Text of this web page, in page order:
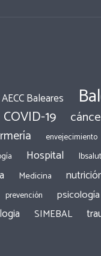
AECC Baleares
COVID-19
envejecimiento
Hospital Ibsalut
Medicina
prevención psicología
SIMEBAL